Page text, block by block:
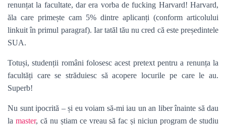
renunțat la facultate, dar era vorba de fucking Harvard! Harvard,
ăla care primește cam 5% dintre aplicanți (conform articolului
linkuit în primul paragraf). Iar tatăl tău nu cred că este președintele
SUA.
Totuși, studenții români folosesc acest pretext pentru a renunța la
facultăți care se străduiesc să acopere locurile pe care le au.
Superb!
Nu sunt ipocrită – și eu voiam să-mi iau un an liber înainte să dau
la master, că nu știam ce vreau să fac și niciun program de studiu